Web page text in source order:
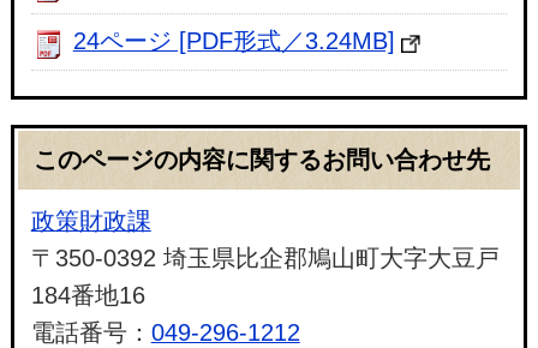
24ページ [PDF形式／3.24MB]
このページの内容に関するお問い合わせ先
政策財政課
〒350-0392 埼玉県比企郡鳩山町大字大豆戸
184番地16
電話番号： 049-296-1212